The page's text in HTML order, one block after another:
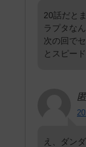
20話だと
ラプタな
次の回で
とスピー
え、ダン